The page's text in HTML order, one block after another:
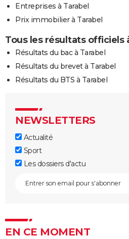
Entreprises à Tarabel
Prix immobilier à Tarabel
Tous les résultats officiels
Résultats du bac à Tarabel
Résultats du brevet à Tarabel
Résultats du BTS à Tarabel
NEWSLETTERS
Actualité
Sport
Les dossiers d'actu
EN CE MOMENT